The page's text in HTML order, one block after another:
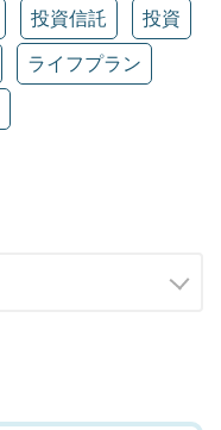
投資信託
投資
ライフプラン